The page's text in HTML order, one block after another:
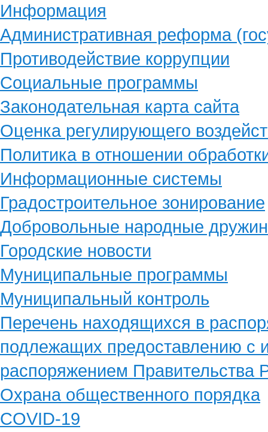
Информация
Административная реформа
Противодействие коррупции
Социальные программы
Законодательная карта сайта
Оценка регулирующего
Политика в отношении
Информационные системы
Градостроительное зонирование
Добровольные народные
Городские новости
Муниципальные программы
Муниципальный контроль
Перечень находящихся в
подлежащих предоставлению с
распоряжением
Охрана общественного порядка
COVID-19